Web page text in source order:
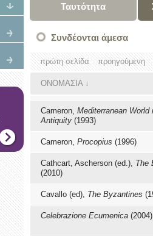
Ταυτότητα
Συνδέονται άμεσα
πρώτη σελίδα προηγούμενη
ΟΝΟΜΑΣΙΑ↓
Cameron, Mediterranean World
Antiquity (1993)
Cameron, Procopius (1996)
Cathcart, Ascherson (ed.), The
(2010)
Cavallo (ed), The Byzantines
Celebrazione Ecumenica (2004)